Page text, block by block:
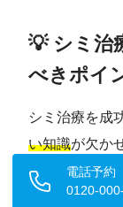
💡 シミ治
べきポイ
シミ治療を成
い知識が欠か
し、合併症を
たします。
電話予約
0120-